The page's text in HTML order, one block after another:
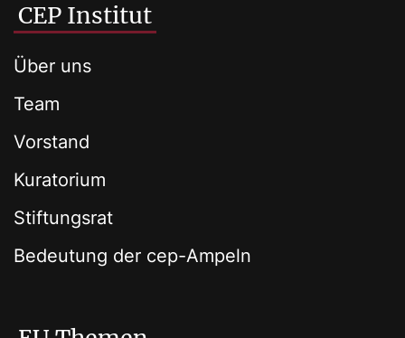
CEP Institut
Über uns
Team
Vorstand
Kuratorium
Stiftungsrat
Bedeutung der cep-Ampeln